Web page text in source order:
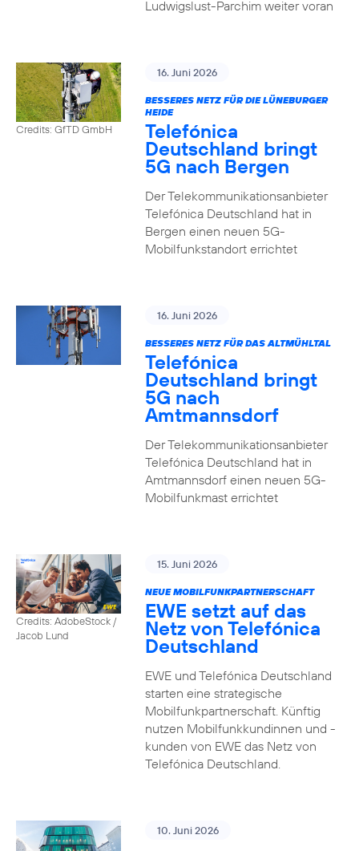
Ludwigslust-Parchim weiter voran
Credits: GfTD GmbH
16. Juni 2026
BESSERES NETZ FÜR DIE LÜNEBURGER
HEIDE
Telefónica
Deutschland bringt
5G nach Bergen
Der Telekommunikationsanbieter
Telefónica Deutschland hat in
Bergen einen neuen 5G-
Mobilfunkstandort errichtet
16. Juni 2026
BESSERES NETZ FÜR DAS ALTMÜHLTAL
Telefónica
Deutschland bringt
5G nach
Amtmannsdorf
Der Telekommunikationsanbieter
Telefónica Deutschland hat in
Amtmannsdorf einen neuen 5G-
Mobilfunkmast errichtet
Credits: AdobeStock /
Jacob Lund
15. Juni 2026
NEUE MOBILFUNKPARTNERSCHAFT
EWE setzt auf das
Netz von Telefónica
Deutschland
EWE und Telefónica Deutschland
starten eine strategische
Mobilfunkpartnerschaft. Künftig
nutzen Mobilfunkkundinnen und -
kunden von EWE das Netz von
Telefónica Deutschland.
10. Juni 2026